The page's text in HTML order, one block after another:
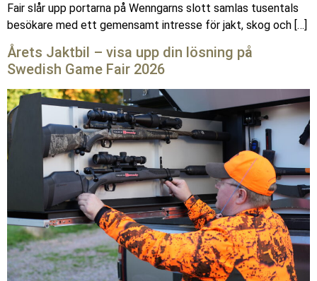
Fair slår upp portarna på Wenngarns slott samlas tusentals
besökare med ett gemensamt intresse för jakt, skog och […]
Årets Jaktbil – visa upp din lösning på
Swedish Game Fair 2026